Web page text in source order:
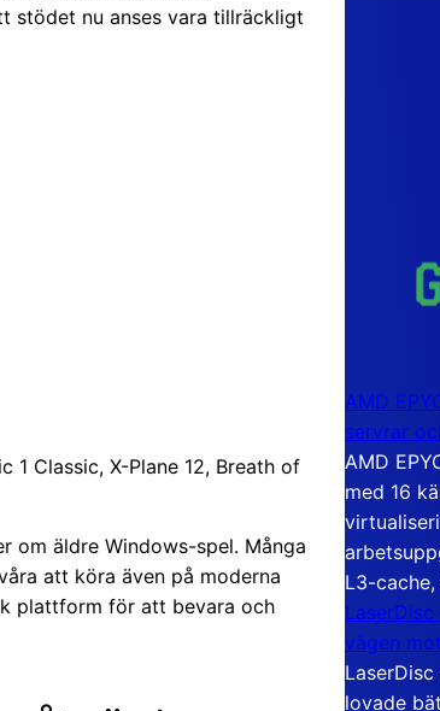
stödet nu anses vara tillräckligt
1 Classic, X-Plane 12, Breath of
om äldre Windows-spel. Många
att köra även på moderna
plattform för att bevara och
AMD
servrar
AMD
med 16
L3-
vägen
lovade